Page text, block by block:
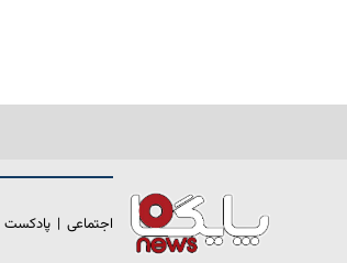
اجتماعی |پادکست